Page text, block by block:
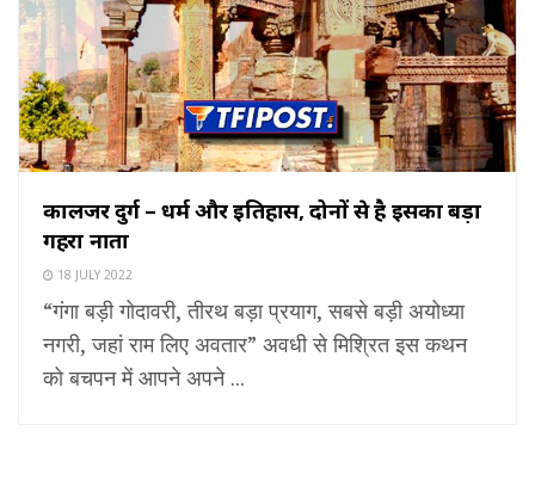
कालिंजर दुर्ग – धर्म और इतिहास, दोनों से है इसका बड़ा
गहरा नाता
18 JULY 2022
“गंगा बड़ी गोदावरी, तीरथ बड़ा प्रयाग, सबसे बड़ी अयोध्या
नगरी, जहां राम लिए अवतार” अवधी से मिश्रित इस कथन
को बचपन में आपने अपने ...